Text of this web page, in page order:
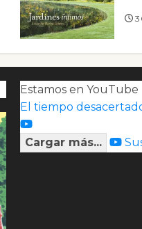
Estamos en YouTube
El tiempo
Cargar más...